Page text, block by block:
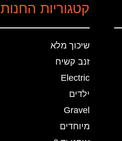
קטגוריות החנות
שיכוך מלא
זנב קשיח
Electric
ילדים
Gravel
מיוחדים